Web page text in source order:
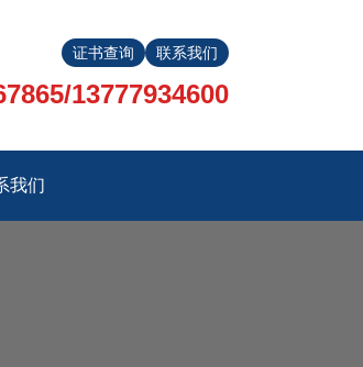
证书查询 联系我们
13777934600
我们